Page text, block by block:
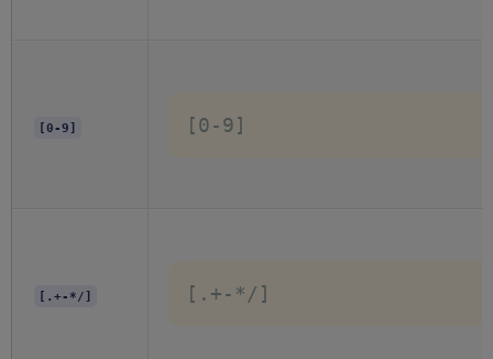
[0-9] [0-9]
[.+-*/] [.+-*/]